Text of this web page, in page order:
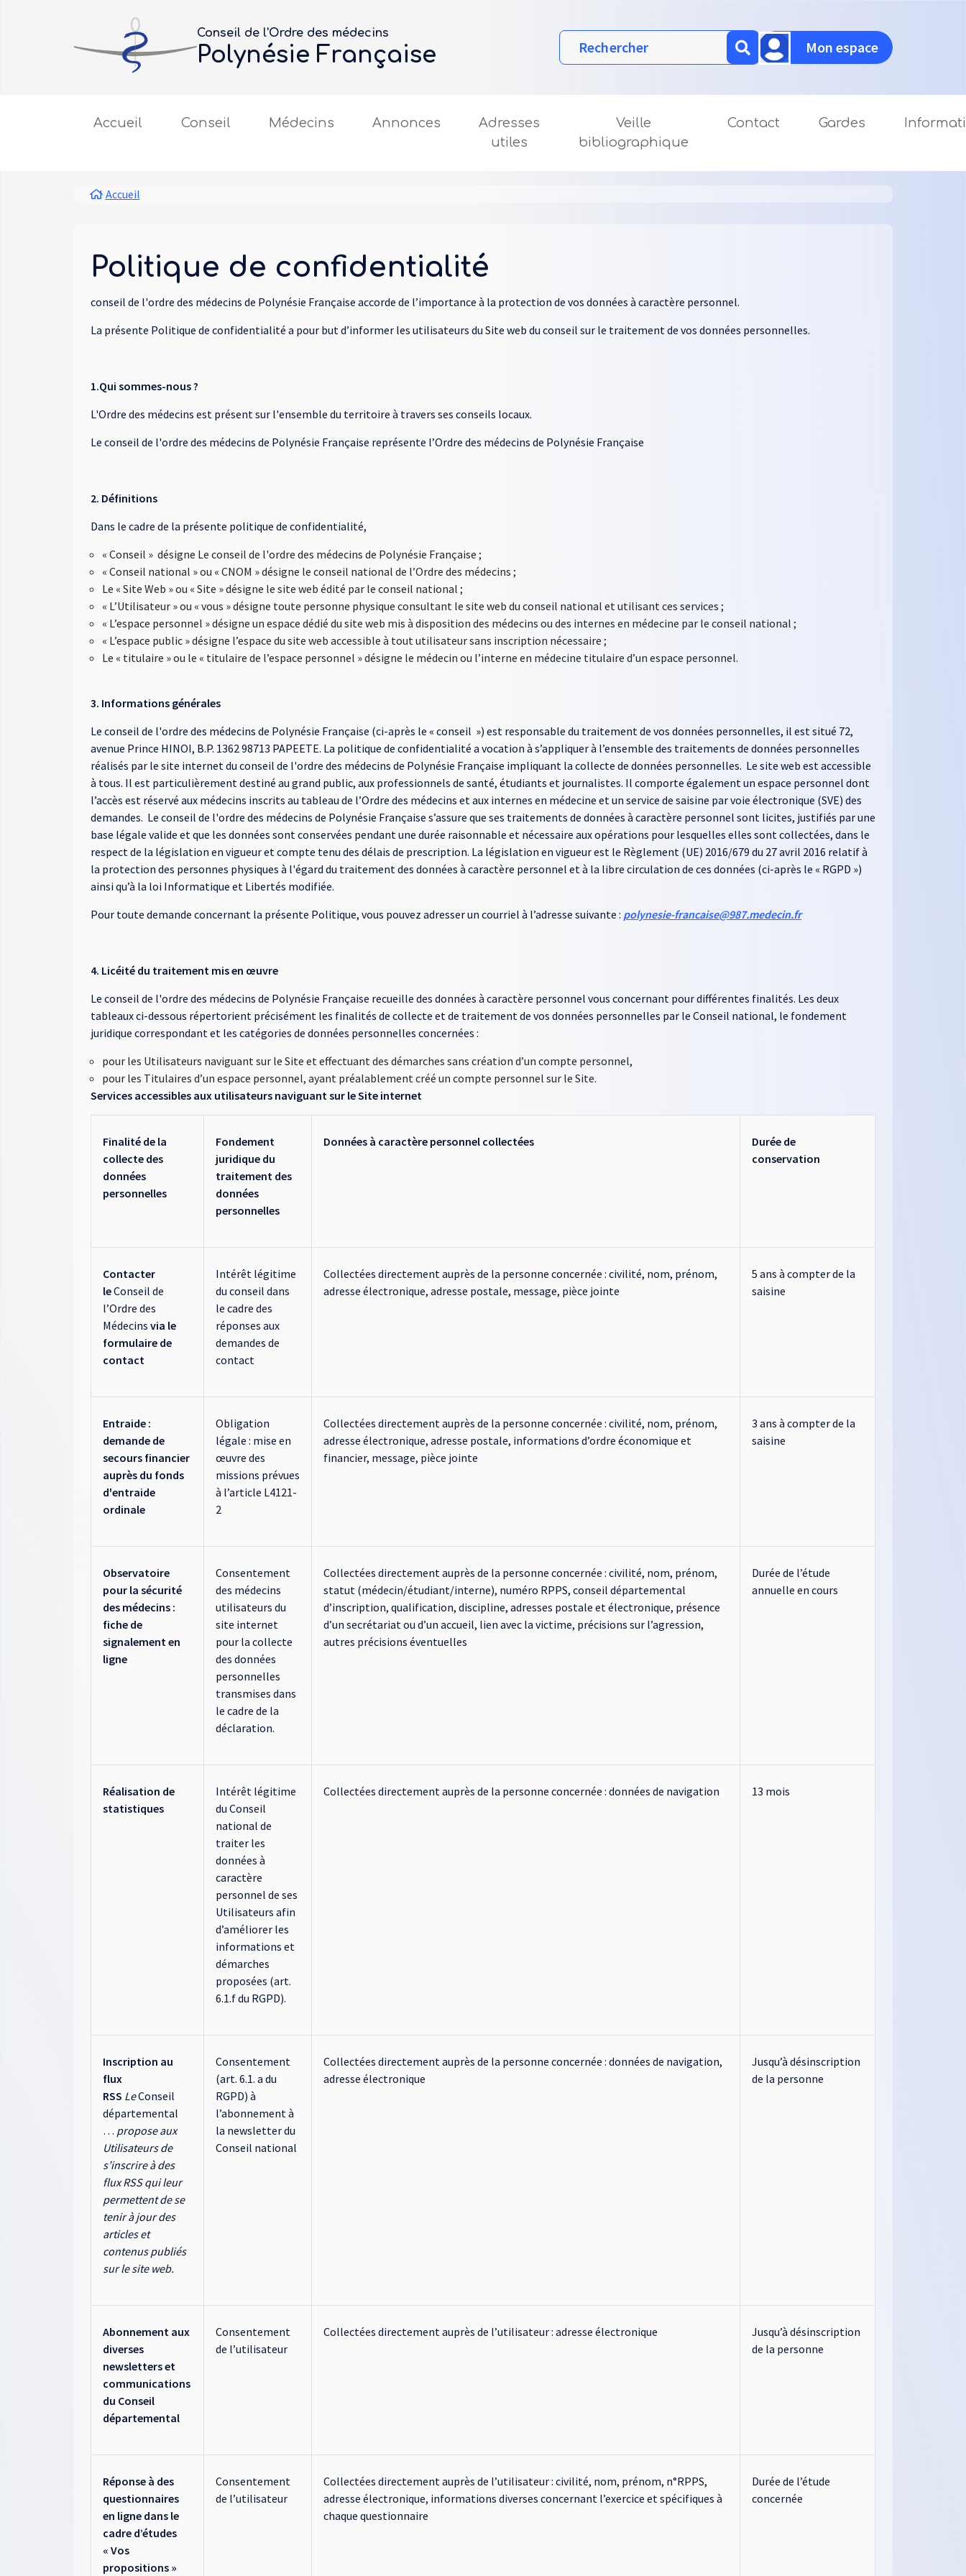
Conseil de l'Ordre des médecins
Polynésie Française
Rechercher Mon espace
Accueil Conseil Médecins Annonces
Adresses
utiles
Veille
bibliographique
Contact Gardes
Fil d'Ariane
Accueil
Politique de confidentialité
conseil de l'ordre des médecins de Polynésie Française accorde de l’importance à la protection de vos données à caractère personnel.
La présente Politique de confidentialité a pour but d’informer les utilisateurs du Site web du conseil sur le traitement de vos données personnelles.
1.Qui sommes-nous ?
L'Ordre des médecins est présent sur l'ensemble du territoire à travers ses conseils locaux.
Le conseil de l'ordre des médecins de Polynésie Française représente l’Ordre des médecins de Polynésie Française
2. Définitions
Dans le cadre de la présente politique de confidentialité,
« Conseil » désigne Le conseil de l'ordre des médecins de Polynésie Française ;
« Conseil national » ou « CNOM » désigne le conseil national de l’Ordre des médecins ;
Le « Site Web » ou « Site » désigne le site web édité par le conseil national ;
« L’Utilisateur » ou « vous » désigne toute personne physique consultant le site web du conseil national et utilisant ces services ;
« L’espace personnel » désigne un espace dédié du site web mis à disposition des médecins ou des internes en médecine par le conseil national ;
« L’espace public » désigne l’espace du site web accessible à tout utilisateur sans inscription nécessaire ;
Le « titulaire » ou le « titulaire de l’espace personnel » désigne le médecin ou l’interne en médecine titulaire d’un espace personnel.
3. Informations générales
Le conseil de l'ordre des médecins de Polynésie Française (ci-après le « conseil ») est responsable du traitement de vos données personnelles, il est situé 72,
avenue Prince HINOI, B.P. 1362 98713 PAPEETE. La politique de confidentialité a vocation à s’appliquer à l’ensemble des traitements de données personnelles
réalisés par le site internet du conseil de l'ordre des médecins de Polynésie Française impliquant la collecte de données personnelles. Le site web est accessible
à tous. Il est particulièrement destiné au grand public, aux professionnels de santé, étudiants et journalistes. Il comporte également un espace personnel dont
l’accès est réservé aux médecins inscrits au tableau de l’Ordre des médecins et aux internes en médecine et un service de saisine par voie électronique (SVE) des
demandes. Le conseil de l'ordre des médecins de Polynésie Française s’assure que ses traitements de données à caractère personnel sont licites, justifiés par une
base légale valide et que les données sont conservées pendant une durée raisonnable et nécessaire aux opérations pour lesquelles elles sont collectées, dans le
respect de la législation en vigueur et compte tenu des délais de prescription. La législation en vigueur est le Règlement (UE) 2016/679 du 27 avril 2016 relatif à
la protection des personnes physiques à l'égard du traitement des données à caractère personnel et à la libre circulation de ces données (ci-après le « RGPD »)
ainsi qu’à la loi Informatique et Libertés modifiée.
Pour toute demande concernant la présente Politique, vous pouvez adresser un courriel à l’adresse suivante : polynesie-francaise@987.medecin.fr
4. Licéité du traitement mis en œuvre
Le conseil de l'ordre des médecins de Polynésie Française recueille des données à caractère personnel vous concernant pour différentes finalités. Les deux
tableaux ci-dessous répertorient précisément les finalités de collecte et de traitement de vos données personnelles par le Conseil national, le fondement
juridique correspondant et les catégories de données personnelles concernées :
pour les Utilisateurs naviguant sur le Site et effectuant des démarches sans création d’un compte personnel,
pour les Titulaires d’un espace personnel, ayant préalablement créé un compte personnel sur le Site.
Services accessibles aux utilisateurs naviguant sur le Site internet
Finalité de la
collecte des
données
personnelles
Fondement
juridique du
traitement des
données
personnelles
Données à caractère personnel collectées
Durée de
conservation
Contacter
leConseil de
l’Ordre des
Médecins via le
formulaire de
contact
Intérêt légitime
du conseil dans
le cadre des
réponses aux
demandes de
contact
Collectées directement auprès de la personne concernée : civilité, nom, prénom,
adresse électronique, adresse postale, message, pièce jointe
5 ans à compter de la
saisine
Entraide :
demande de
secours financier
auprès du fonds
d'entraide
ordinale
Obligation
légale : mise en
œuvre des
missions prévues
à l’article L4121-
2
Collectées directement auprès de la personne concernée : civilité, nom, prénom,
adresse électronique, adresse postale, informations d’ordre économique et
financier, message, pièce jointe
3 ans à compter de la
saisine
Observatoire
pour la sécurité
des médecins :
fiche de
signalement en
ligne
Consentement
des médecins
utilisateurs du
site internet
pour la collecte
des données
personnelles
transmises dans
le cadre de la
déclaration.
Collectées directement auprès de la personne concernée : civilité, nom, prénom,
statut (médecin/étudiant/interne), numéro RPPS, conseil départemental
d’inscription, qualification, discipline, adresses postale et électronique, présence
d’un secrétariat ou d’un accueil, lien avec la victime, précisions sur l’agression,
autres précisions éventuelles
Durée de l’étude
annuelle en cours
Réalisation de
statistiques
Intérêt légitime
du Conseil
national de
traiter les
données à
caractère
personnel de ses
Utilisateurs afin
d’améliorer les
informations et
démarches
proposées (art.
6.1.f du RGPD).
Collectées directement auprès de la personne concernée : données de navigation 13 mois
Inscription au
flux
RSS LeConseil
départemental
… propose aux
Utilisateurs de
s’inscrire à des
flux RSS qui leur
permettent de se
tenir à jour des
articles et
contenus publiés
sur le site web.
Consentement
(art. 6.1. a du
RGPD) à
l’abonnement à
la newsletter du
Conseil national
Collectées directement auprès de la personne concernée : données de navigation,
adresse électronique
Jusqu’à désinscription
de la personne
Abonnement aux
diverses
newsletters et
communications
du Conseil
départemental
Consentement
de l’utilisateur
Collectées directement auprès de l’utilisateur : adresse électronique
Jusqu’à désinscription
de la personne
Réponse à des
questionnaires
en ligne dans le
cadre d’études
« Vos
propositions »
Consentement
de l’utilisateur
Collectées directement auprès de l’utilisateur : civilité, nom, prénom, n°RPPS,
adresse électronique, informations diverses concernant l’exercice et spécifiques à
chaque questionnaire
Durée de l’étude
concernée